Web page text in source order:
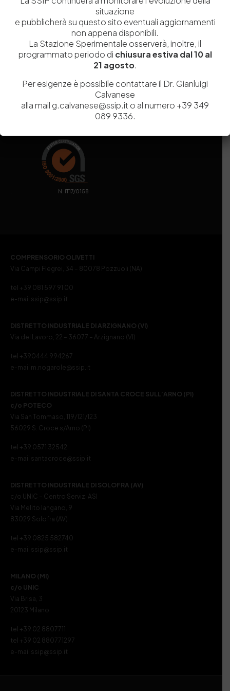
Capitale Sociale Euro9.690.240,00
stazionesperimentaleindustriapelli@legalmail.it
Sede legale
Via Campi Flegrei, 34 – 80078 Pozzuoli (NA) – Tel. +39
081 5979100
. N. IT17/0158
COMPRENSORIO OLIVETTI
Via Campi Flegrei, 34 – 80078 Pozzuoli (NA)
tel +39 081 597 91 00
e-mail ssip@ssip.it
DISTRETTO INDUSTRIALE DI ARZIGNANO (VI)
Via del Lavoro, 22 – 36077 – Arzignano (VI)
tel +390444 994267
e-mail m.nogarole@ssip.it
DISTRETTO INDUSTRIALE DI SANTA CROCE SULL’ARNO (PI)
c/o POTECO
Via San Tommaso, 119/121/123
56029 S. Croce s/Arno (PI)
tel +39 0571 32542
e-mail santacroce@ssip.it
DISTRETTO INDUSTRIALE DI SOLOFRA (AV)
c/o UNIC – Centro Servizi ASI
Via Melito Iangano, 9
83029 Solofra (AV)
tel +39 0825 582740
e-mail ssip@ssip.it
MILANO (MI)
c/o UNIC
Via Brisa, 3
20123 Milano
tel +39 02 8807711
tel +39 02 880771297
e-mail ssip@ssip.it
situazione
e pubblicherà su questo sito eventuali aggiornamenti
non appena disponibili.
La Stazione Sperimentale osserverà, inoltre, il
programmato periodo di chiusura estiva dal 10 al
21 agosto.
Per esigenze è possibile contattare il Dr. Gianluigi
Calvanese
alla mail g.calvanese@ssip.it o al numero +39 349
089 9336.